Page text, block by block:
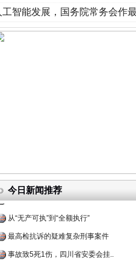
工智能发展，国务院常务会作
今日新闻推荐
官方通报西安赛格商场坠亡事件
最高检抗诉的疑难复杂刑事案件
事故致5死1伤，四川省安委会挂..
四川10家县级农商行获批解散